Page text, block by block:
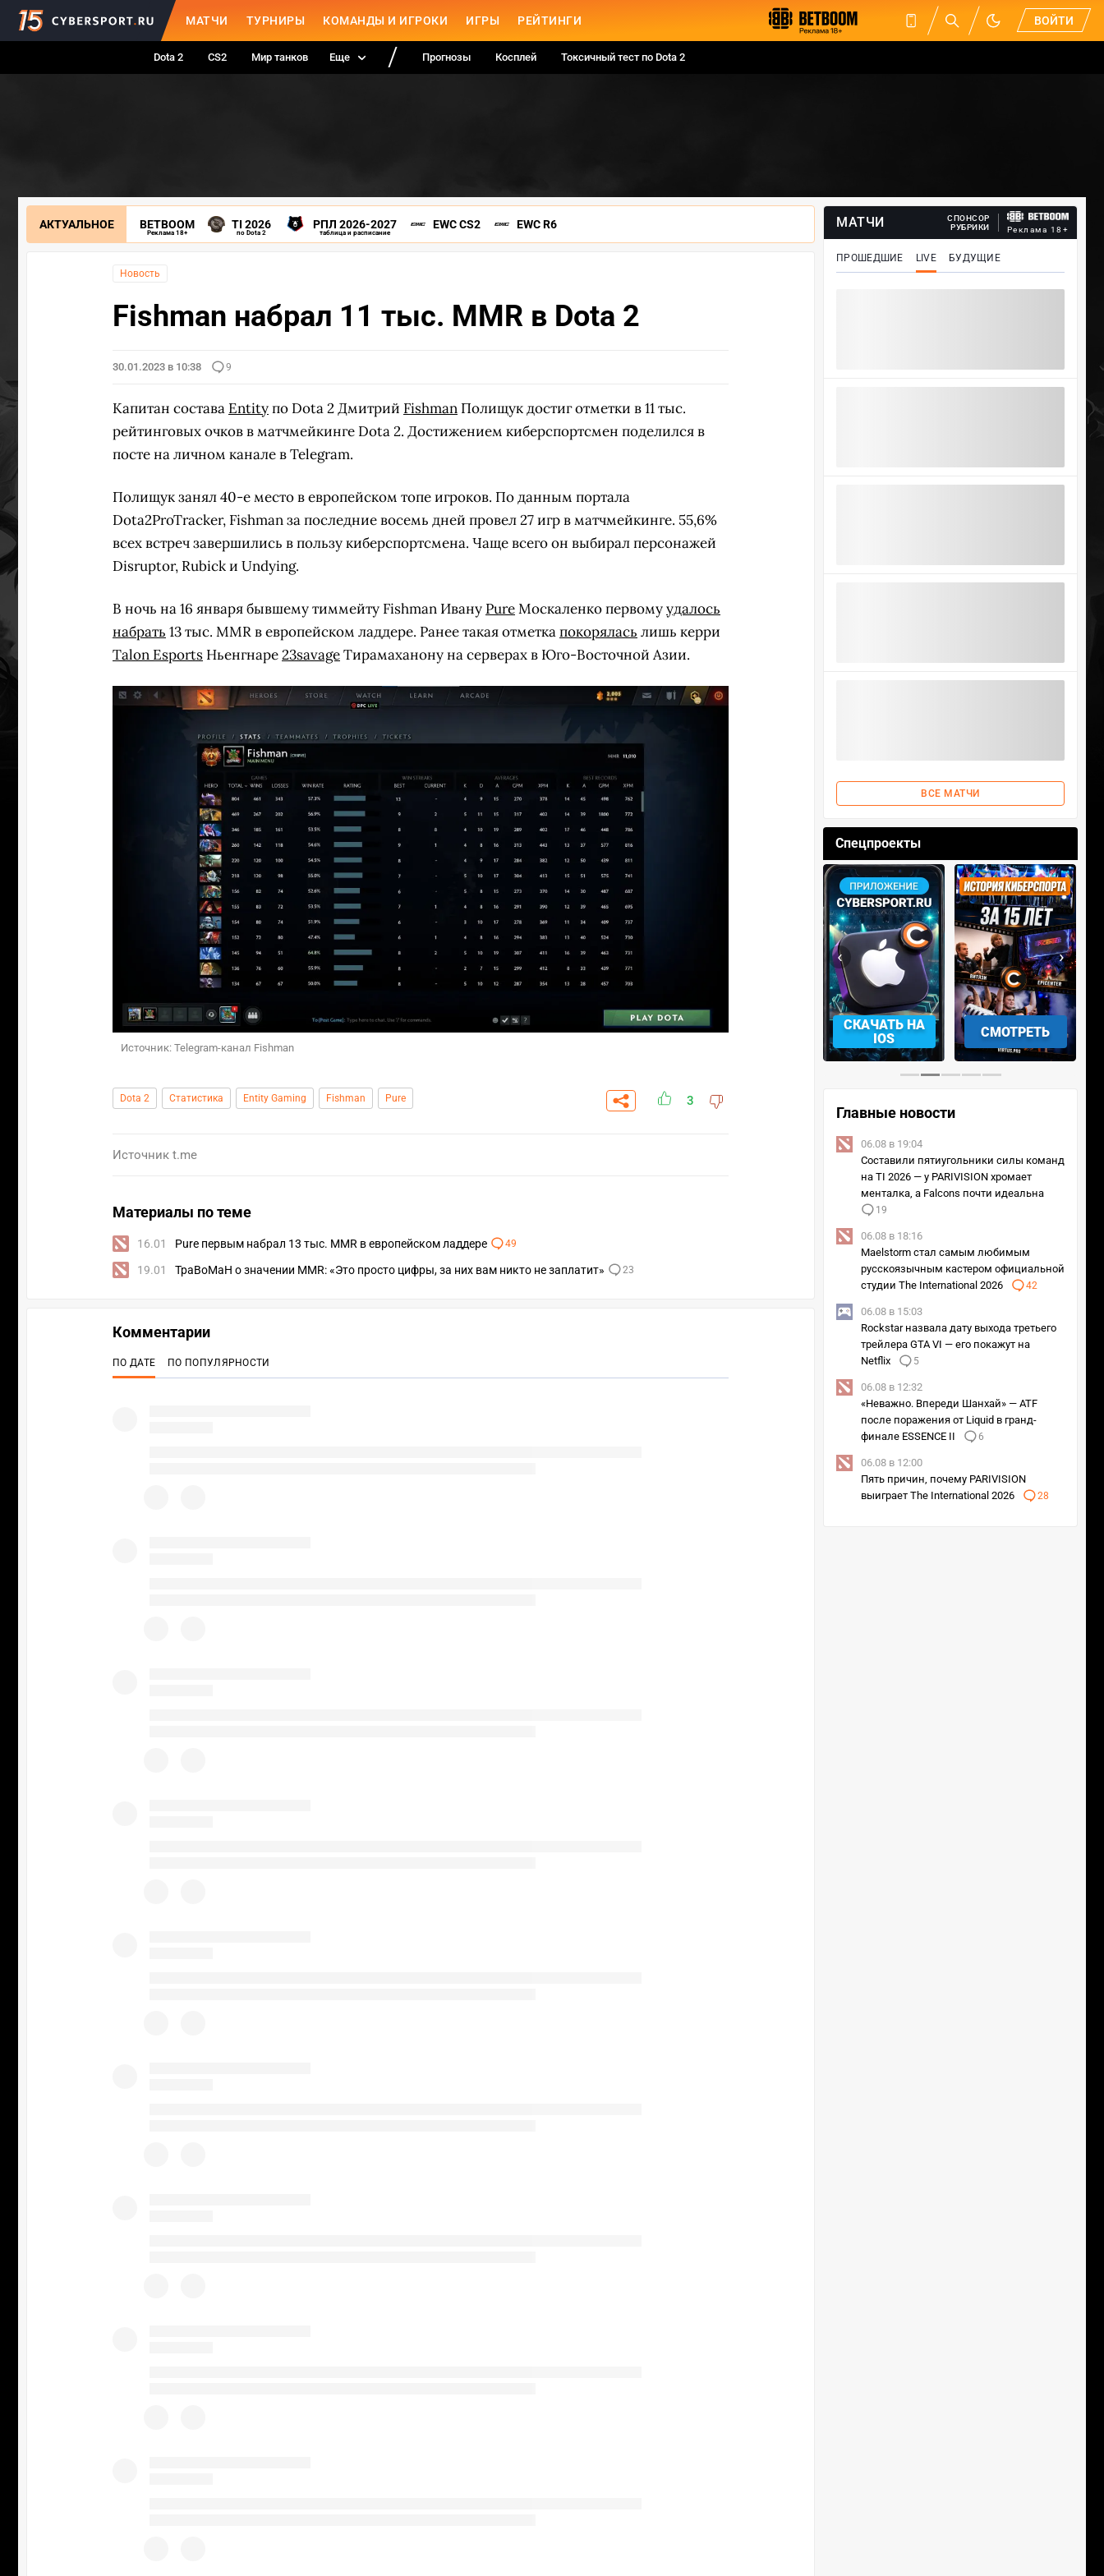
МАТЧИ ТУРНИРЫ КОМАНДЫ И ИГРОКИ ИГРЫ РЕЙТИНГИ ВОЙТИ
Dota 2 CS2 Мир танков Еще Прогнозы Косплей Токсичный тест по Dota 2
АКТУАЛЬНОЕ BETBOOM
Реклама 18+
TI 2026
по Dota 2
РПЛ 2026-2027
таблица и расписание
EWC CS2 EWC R6
Новость
Fishman набрал 11 тыс. MMR в Dota 2
30.01.2023 в 10:38 9
Капитан состава Entityпо Dota 2 Дмитрий Fishman Полищук достиг отметки в 11 тыс.
рейтинговых очков в матчмейкинге Dota 2. Достижением киберспортсмен поделился в
посте на личном канале в Telegram.
Полищук занял 40-е место в европейском топе игроков. По данным портала
Dota2ProTracker, Fishman за последние восемь дней провел 27 игр в матчмейкинге. 55,6%
всех встреч завершились в пользу киберспортсмена. Чаще всего он выбирал персонажей
Disruptor, Rubick и Undying.
В ночь на 16 января бывшему тиммейту Fishman Ивану PureМоскаленко первомуудалось
набрать 13 тыс. MMR в европейском ладдере. Ранее такая отметкапокорялась лишь керри
Talon Esports Ньенгнаре23savageТирамаханону на серверах в Юго-Восточной Азии.
Источник: Telegram-канал Fishman
Dota 2 Статистика Entity Gaming Fishman Pure 3
Источник t.me
Материалы по теме
16.01 Pure первым набрал 13 тыс. MMR в европейском ладдере 49
19.01 ТраВоМаН о значении MMR: «Это просто цифры, за них вам никто не заплатит» 23
МАТЧИ
СПОНСОР
РУБРИКИ
Реклама 18+
ПРОШЕДШИЕ LIVE БУДУЩИЕ
ВСЕ МАТЧИ
Спецпроекты
УЧАСТВОВАТЬ ЗАБРАТЬ
СКАЧАТЬ НА
СКАЧАТЬ НА
IOS
СМОТРЕТЬ
‹ ›
Главные новости
06.08 в 19:04
Составили пятиугольники силы команд
на TI 2026 — у PARIVISION хромает
менталка, а Falcons почти идеальна
19
06.08 в 18:16
Maelstorm стал самым любимым
русскоязычным кастером официальной
студии The International 2026
42
06.08 в 15:03
Rockstar назвала дату выхода третьего
трейлера GTA VI — его покажут на
Netflix
5
06.08 в 12:32
«Неважно. Впереди Шанхай» — ATF
после поражения от Liquid в гранд-
финале ESSENCE II
6
06.08 в 12:00
Пять причин, почему PARIVISION
выиграет The International 2026
28
Комментарии
ПО ДАТЕ ПО ПОПУЛЯРНОСТИ